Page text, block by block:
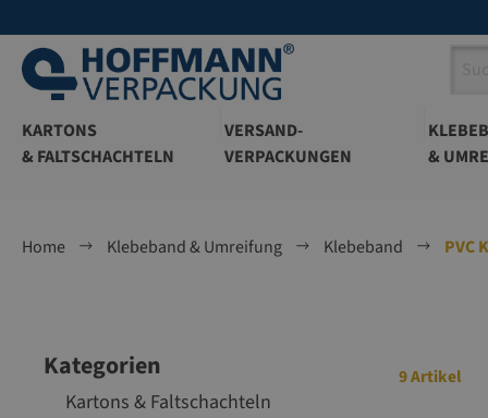
KARTONS
& FALTSCHACHTELN
VERSAND-
VERPACKUNGEN
&
Home Klebeband & Umreifung Klebeband PVC
Kategorien
Kartons & Faltschachteln
9 Artikel